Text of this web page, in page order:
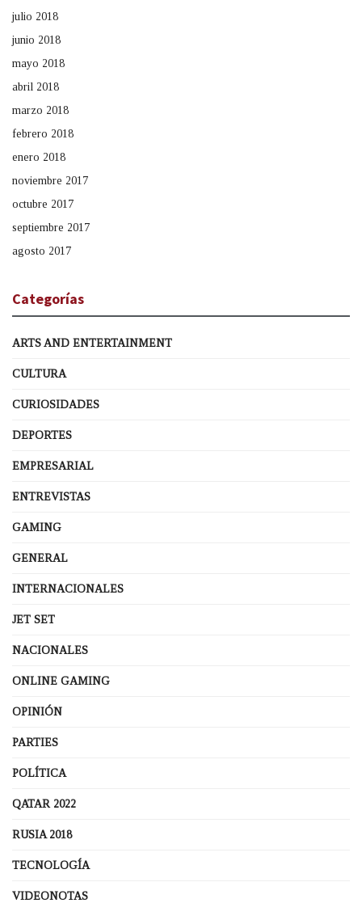
julio 2018
junio 2018
mayo 2018
abril 2018
marzo 2018
febrero 2018
enero 2018
noviembre 2017
octubre 2017
septiembre 2017
agosto 2017
Categorías
ARTS AND ENTERTAINMENT
CULTURA
CURIOSIDADES
DEPORTES
EMPRESARIAL
ENTREVISTAS
GAMING
GENERAL
INTERNACIONALES
JET SET
NACIONALES
ONLINE GAMING
OPINIÓN
PARTIES
POLÍTICA
QATAR 2022
RUSIA 2018
TECNOLOGÍA
VIDEONOTAS